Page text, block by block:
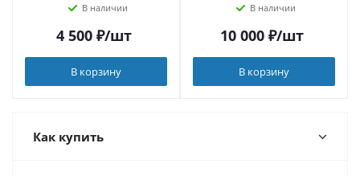
В наличии
4 500₽/шт
В корзину
В наличии
10 000₽/шт
В корзину
Как купить